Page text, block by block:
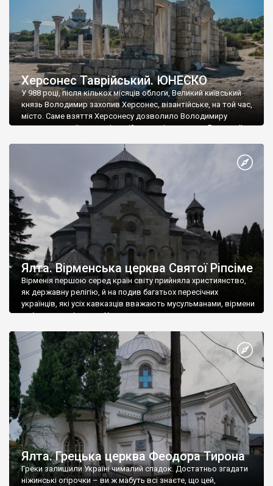
Херсонес Таврійський. ЮНЕСКО
У 988 році, після кількох місяців облоги, Великий київський
князь Володимир захопив Херсонес, візантійське, на той час,
місто. Саме взяття Херсонесу дозволило Володимиру
диктувати свої умови візантійському імператору Василю ІІ, та
Херсонесі Володимир-язичник, став Василем-християнином.
А потім було Хрещення Русі. На честь Херсонесу Таврійського
Ялта. Вірменська церква Святої Ріпсіме
Вірменія першою серед країн світу прийняла християнство,
як державну релігію, й на подив багатьох пересічних
українців, які усіх кавказців вважають мусульманами, вірмени
є відданими вірянами Христа
Ялта. Грецька церква Феодора Тирона
Греки залишили Україні чималий спадок. Достатньо згадати
ніжинські огірочки – ви ж мабуть всі знаєте, що цей,